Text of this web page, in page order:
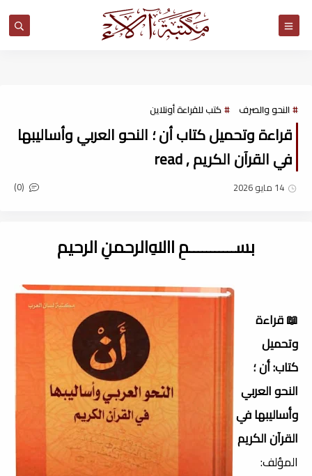
النحو والصرف كتب للقراءة أونلاين
قراءة وتحميل كتاب أن ؛ النحو العربي وأساليبها
في القرآن الكريم , read
14 مايو 2026 (0)
بســـــــــــمِ اﷲِالرحمنِ الرحيم
📖 قراءة
وتحميل
كتاب: أن ؛
النحو العربي
وأساليبها في
القرآن الكريم
المؤلف: